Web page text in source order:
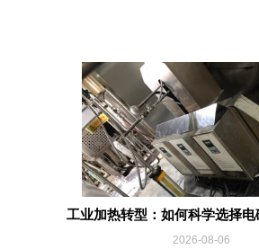
工业加热转型：如何科学选择电
2026-08-06